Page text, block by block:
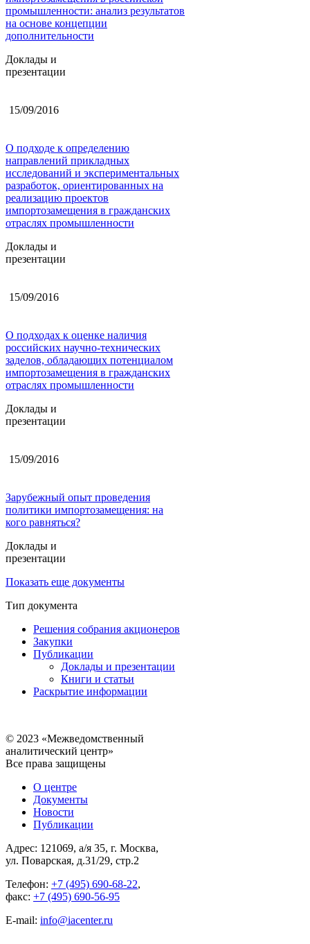
промышленности: анализ результатов
на основе концепции
дополнительности
Доклады и
презентации
15/09/2016
О подходе к определению
направлений прикладных
исследований и экспериментальных
разработок, ориентированных на
реализацию проектов
импортозамещения в гражданских
отраслях промышленности
Доклады и
презентации
15/09/2016
О подходах к оценке наличия
российских научно-технических
заделов, обладающих потенциалом
импортозамещения в гражданских
отраслях промышленности
Доклады и
презентации
15/09/2016
Зарубежный опыт проведения
политики импортозамещения: на
кого равняться?
Доклады и
презентации
Показать еще документы
Тип документа
Решения собрания акционеров
Закупки
Публикации
Доклады и презентации
Книги и статьи
Раскрытие информации
© 2023 «Межведомственный
аналитический центр»
Все права защищены
О центре
Документы
Новости
Публикации
Адрес: 121069, а/я 35, г. Москва,
ул. Поварская, д.31/29, стр.2
Телефон: +7 (495) 690-68-22,
факс: +7 (495) 690-56-95
E-mail: info@iacenter.ru